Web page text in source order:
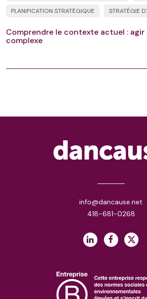
PLANIFICATION STRATÉGIQUE
STRATÉGIE
Comprendre le contexte actuel :
complexe
info@dancause.net
418-681-0268